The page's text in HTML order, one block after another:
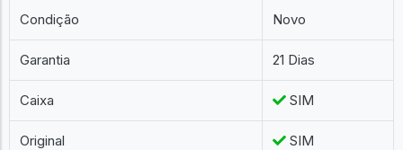
Condição Novo
Garantia 21 Dias
Caixa SIM
Original SIM